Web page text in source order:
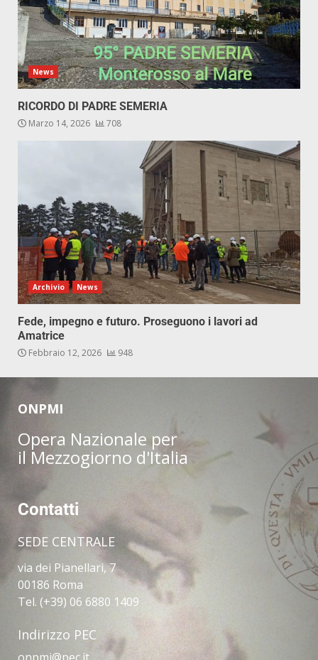
News
RICORDO DI PADRE SEMERIA
Marzo 14, 2026 708
Archivio News
Fede, impegno e futuro. Proseguono i lavori ad
Amatrice
Febbraio 12, 2026 948
ONPMI
Opera Nazionale per
il Mezzogiorno d'Italia
Contatti
SEDE CENTRALE
via dei Pianellari, 7
00186 Roma
Tel. (+39) 06 6880 1409
Indirizzo PEC